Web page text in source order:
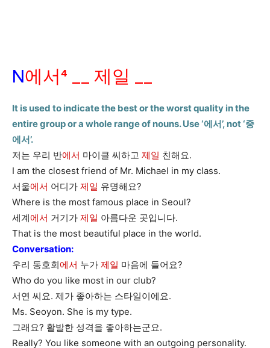
N에서⁴ __ 제일 __
It is used to indicate the best or the worst quality in the
entire group or a whole range of nouns. Use ‘에서’, not ‘중
에서’.
저는 우리 반에서 마이클 씨하고 제일 친해요.
I am the closest friend of Mr. Michael in my class.
서울에서 어디가 제일 유명해요?
Where is the most famous place in Seoul?
세계에서 거기가 제일 아름다운 곳입니다.
That is the most beautiful place in the world.
Conversation:
우리 동호회에서 누가 제일 마음에 들어요?
Who do you like most in our club?
서연 씨요. 제가 좋아하는 스타일이에요.
Ms. Seoyon. She is my type.
그래요? 활발한 성격을 좋아하는군요.
Really? You like someone with an outgoing personality.